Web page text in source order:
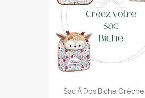
Sac À Dos Biche